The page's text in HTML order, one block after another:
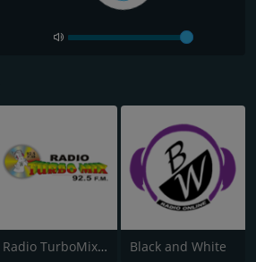
Radio TurboMix FM Black and White